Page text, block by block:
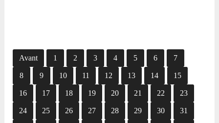
Avant 1 2 3 4 5 6 7
8 9 10 11 12 13 14 15
16 17 18 19 20 21 22 23
24 25 26 27 28 29 30 31